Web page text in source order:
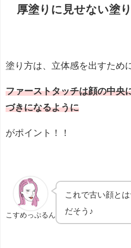
厚塗りに見せない塗
塗り方は、立体感を出すため
ファーストタッチは顔の中央
づきになるように
がポイント！！
こすめっぷるん
これで古い顔と
だそう♪